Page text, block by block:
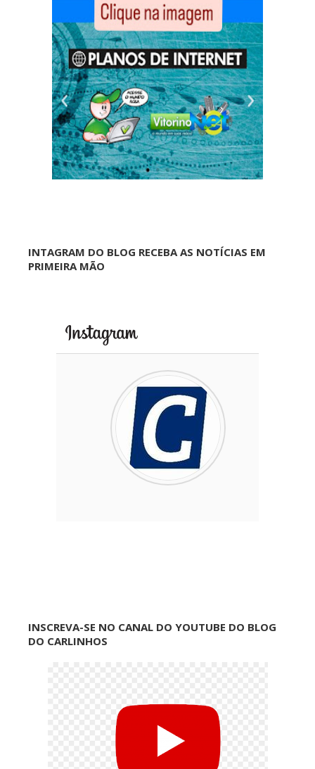
INTAGRAM DO BLOG RECEBA AS NOTÍCIAS EM
PRIMEIRA MÃO
INSCREVA-SE NO CANAL DO YOUTUBE DO BLOG
DO CARLINHOS